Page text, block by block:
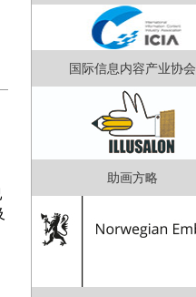
国际信息内容产业协会
助画方略